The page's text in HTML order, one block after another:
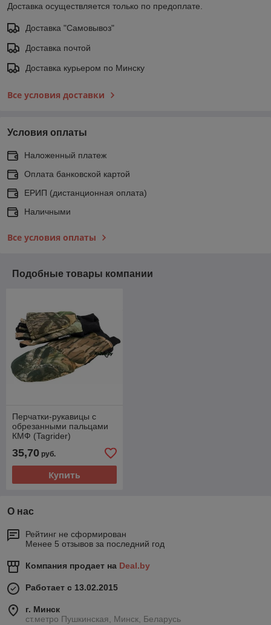
Доставка осуществляется только по предоплате.
Доставка "Самовывоз"
Доставка почтой
Доставка курьером по Минску
Все условия доставки
Условия оплаты
Наложенный платеж
Оплата банковской картой
ЕРИП (дистанционная оплата)
Наличными
Все условия оплаты
Подобные товары компании
Перчатки-рукавицы с
обрезанными пальцами
КМФ (Tagrider)
35,70 руб.
Купить
О нас
Рейтинг не сформирован
Менее 5 отзывов за последний год
Компания продает на Deal.by
Работает с 13.02.2015
г. Минск
ст.метро Пушкинская, Минск, Беларусь